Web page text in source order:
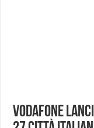
Vodafone